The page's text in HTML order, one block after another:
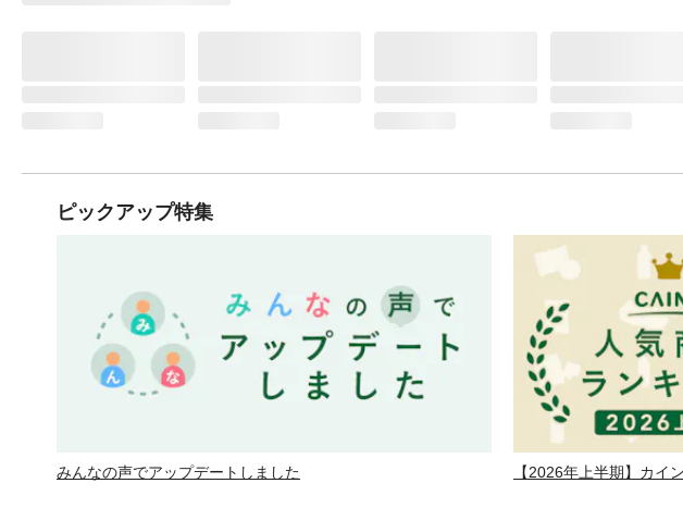
ピックアップ特集
みんなの声でアップデートしました 【2026年上半期】カイ